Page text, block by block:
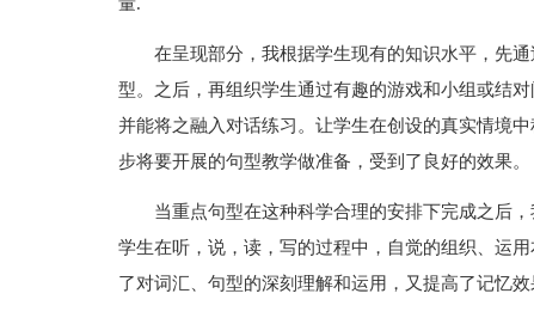
在呈现部分，我根据学生现有的知识水平，先
型。之后，再组织学生通过有趣的游戏和小组或结
并能将之融入对话练习。让学生在创设的真实情境
步将要开展的句型教学做准备，受到了良好的效果。
当重点句型在这种科学合理的安排下完成之后
学生在听，说，读，写的过程中，自觉的组织、运
了对词汇、句型的深刻理解和运用，又提高了记忆效